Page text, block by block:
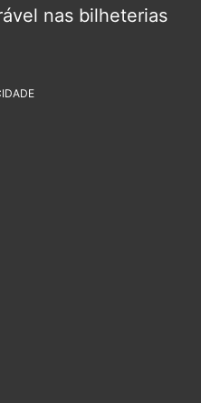
nas bilheterias